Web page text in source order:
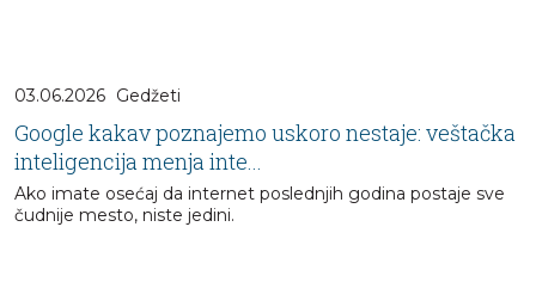
03.06.2026 Gedžeti
Google kakav poznajemo uskoro nestaje: veštačka
inteligencija menja inte...
Ako imate osećaj da internet poslednjih godina postaje sve
čudnije mesto, niste jedini.